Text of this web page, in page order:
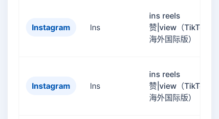
Instagram Ins
ins reels
赞|view（TikTok的
海外国际版）
Instagram Ins
ins reels
赞|view（TikTok的
海外国际版）